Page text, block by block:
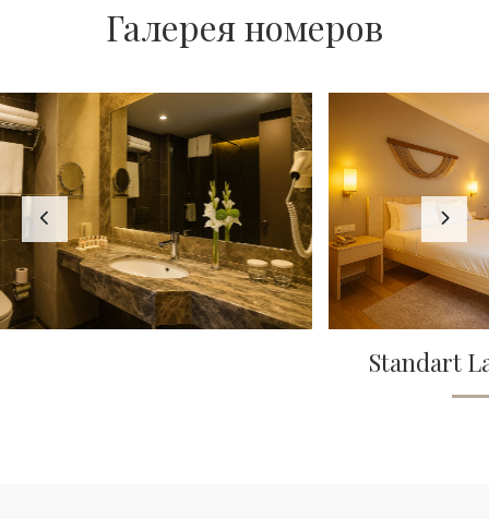
Галерея номеров
Standart Land View Room